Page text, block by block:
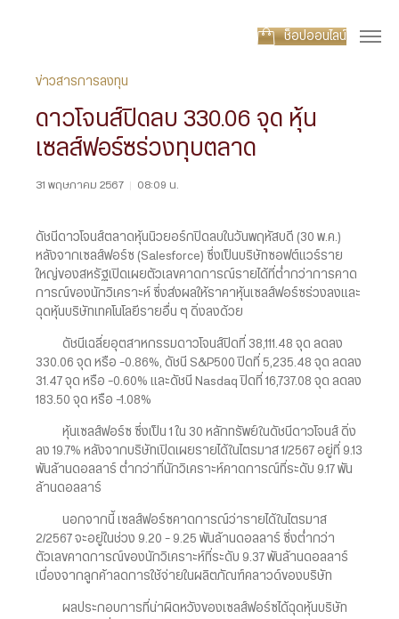
ช็อปออนไลน์
ข่าวสารการลงทุน
ดาวโจนส์ปิดลบ 330.06 จุด หุ้น
เซลส์ฟอร์ซร่วงทุบตลาด
31 พฤษภาคม 2567 | 08:09 น.
ดัชนีดาวโจนส์ตลาดหุ้นนิวยอร์กปิดลบในวันพฤหัสบดี (30 พ.ค.)
หลังจากเซลส์ฟอร์ซ (Salesforce) ซึ่งเป็นบริษัทซอฟต์แวร์ราย
ใหญ่ของสหรัฐเปิดเผยตัวเลขคาดการณ์รายได้ที่ต่ำกว่าการคาด
การณ์ของนักวิเคราะห์ ซึ่งส่งผลให้ราคาหุ้นเซลส์ฟอร์ซร่วงลงและ
ฉุดหุ้นบริษัทเทคโนโลยีรายอื่น ๆ ดิ่งลงด้วย
ดัชนีเฉลี่ยอุตสาหกรรมดาวโจนส์ปิดที่ 38,111.48 จุด ลดลง
330.06 จุด หรือ -0.86%, ดัชนี S&P500 ปิดที่ 5,235.48 จุด ลดลง
31.47 จุด หรือ -0.60% และดัชนี Nasdaq ปิดที่ 16,737.08 จุด ลดลง
183.50 จุด หรือ -1.08%
หุ้นเซลส์ฟอร์ซ ซึ่งเป็น 1 ใน 30 หลักทรัพย์ในดัชนีดาวโจนส์ ดิ่ง
ลง 19.7% หลังจากบริษัทเปิดเผยรายได้ในไตรมาส 1/2567 อยู่ที่ 9.13
พันล้านดอลลาร์ ต่ำกว่าที่นักวิเคราะห์คาดการณ์ที่ระดับ 9.17 พัน
ล้านดอลลาร์
นอกจากนี้ เซลส์ฟอร์ซคาดการณ์ว่ารายได้ในไตรมาส
2/2567 จะอยู่ในช่วง 9.20 – 9.25 พันล้านดอลลาร์ ซึ่งต่ำกว่า
ตัวเลขคาดการณ์ของนักวิเคราะห์ที่ระดับ 9.37 พันล้านดอลลาร์
เนื่องจากลูกค้าลดการใช้จ่ายในผลิตภัณฑ์คลาวด์ของบริษัท
ผลประกอบการที่น่าผิดหวังของเซลส์ฟอร์ซได้ฉุดหุ้นบริษัท